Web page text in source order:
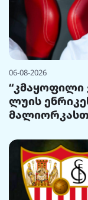
06-08-2026
“კმაყოფილი
ლუის